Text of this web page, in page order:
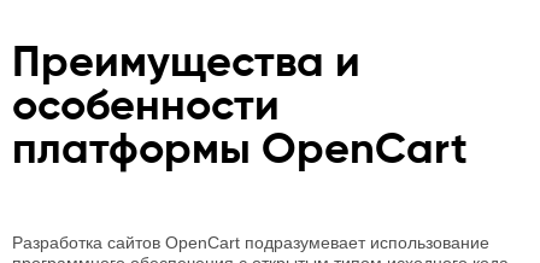
Преимущества и
особенности
платформы OpenCart
Разработка сайтов OpenCart подразумевает использование